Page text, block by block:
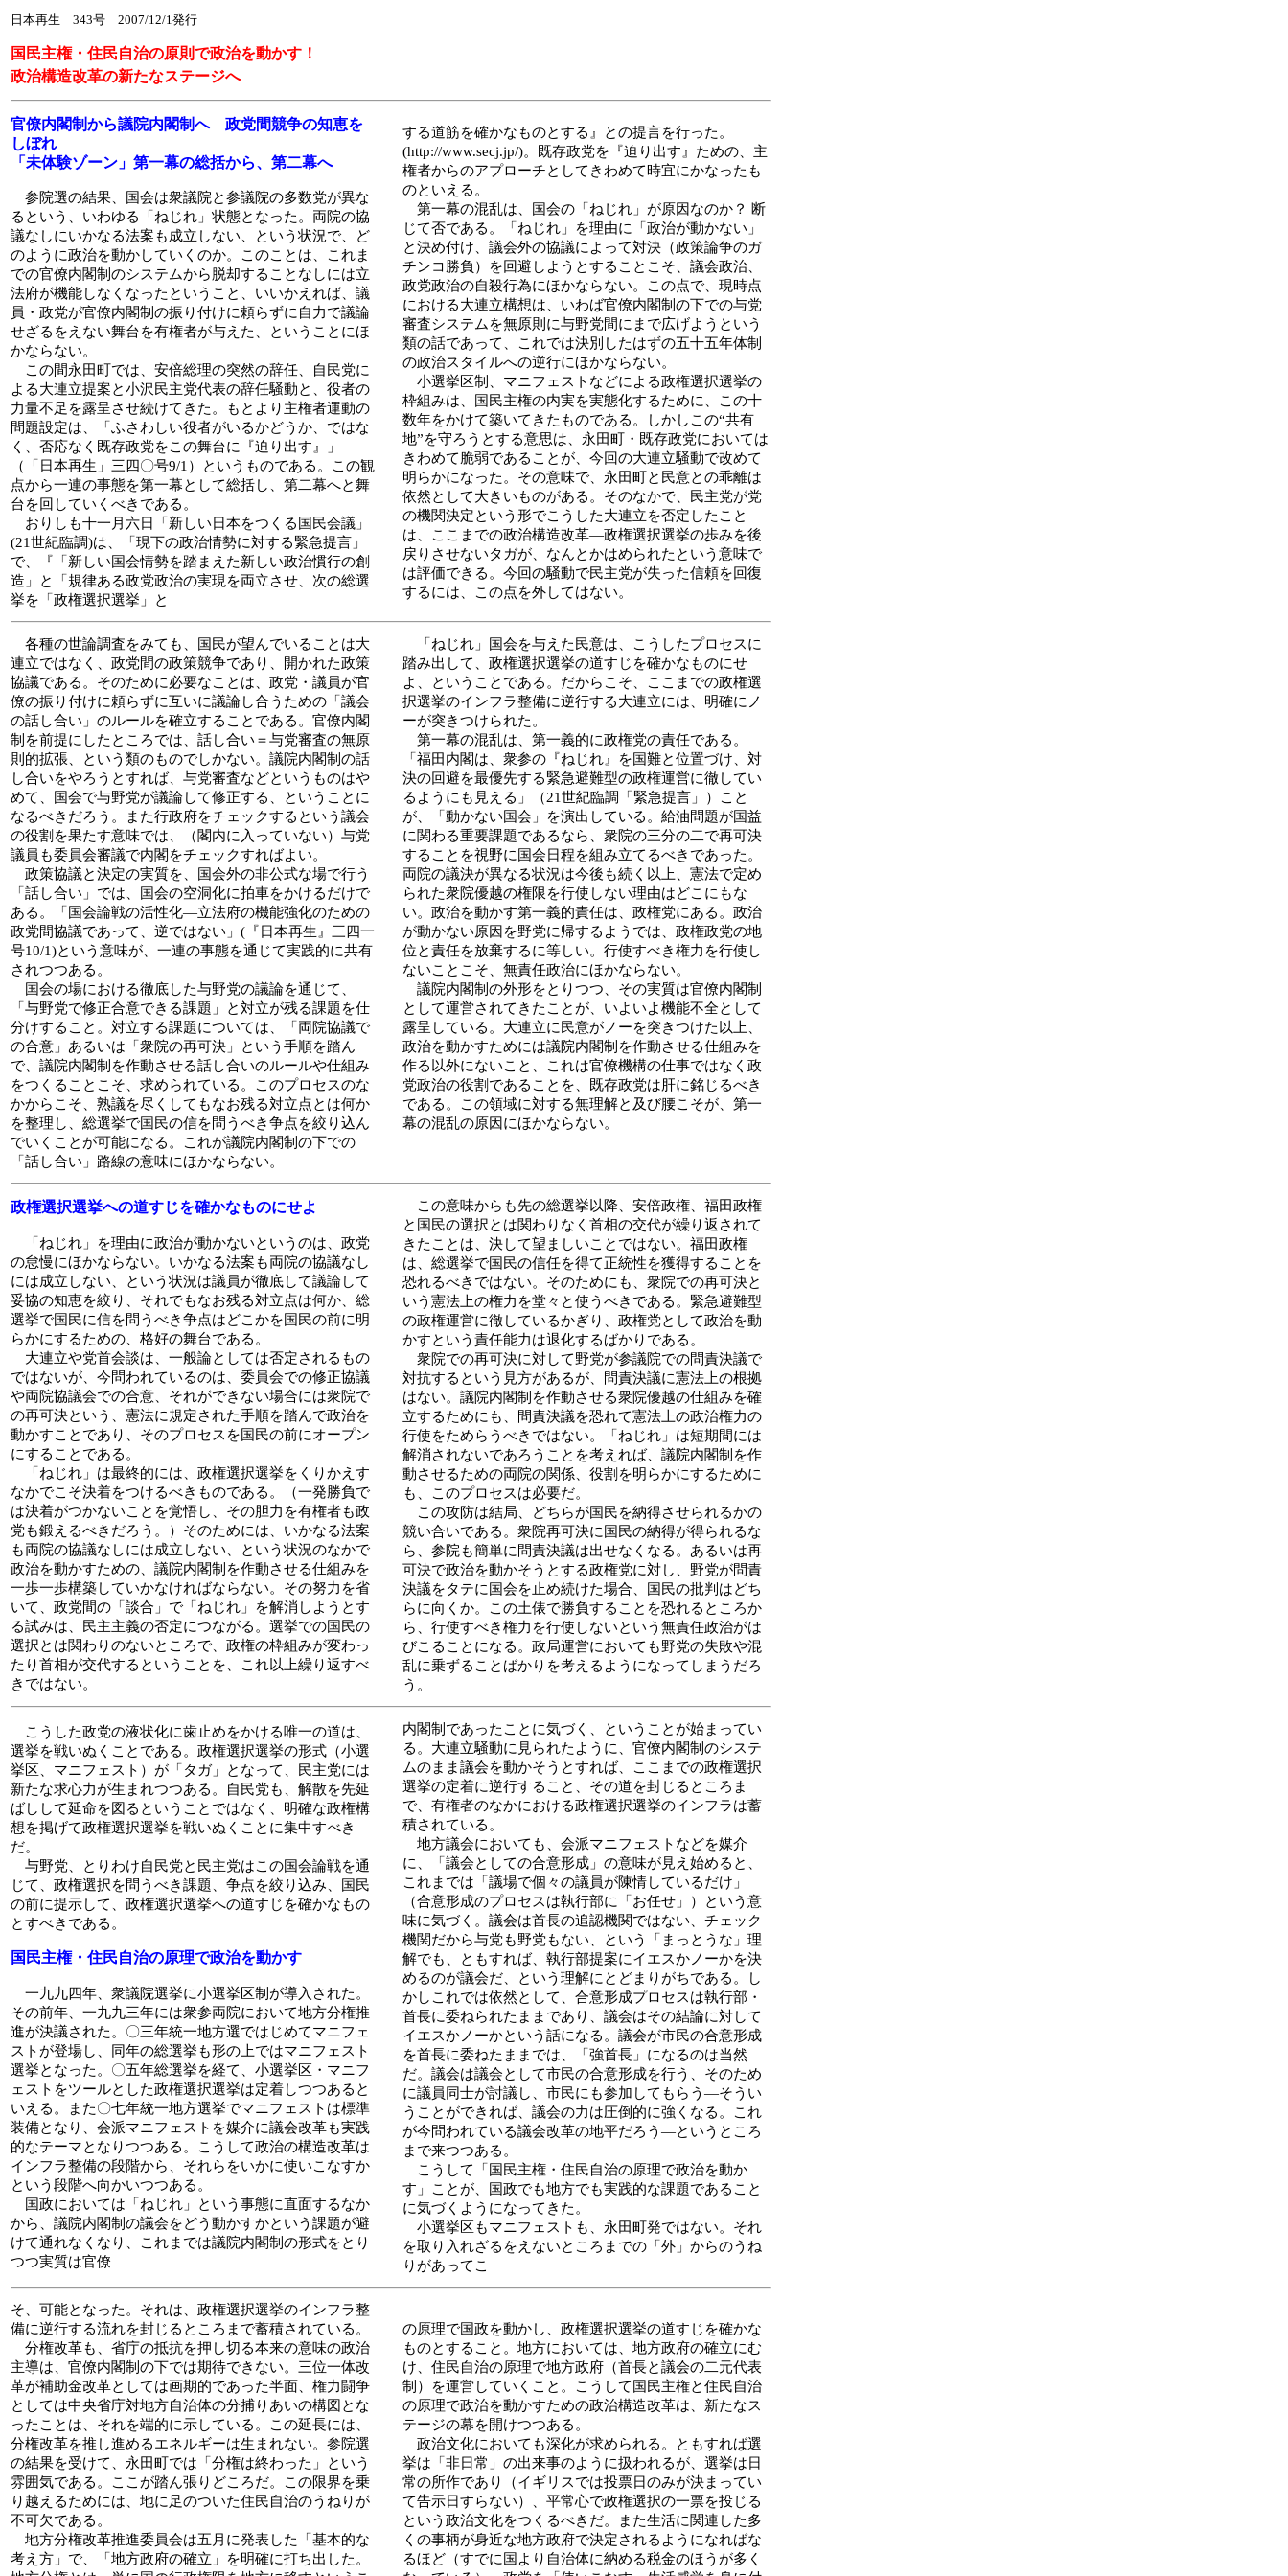
日本再生 343号 2007/12/1発行
国民主権・住民自治の原則で政治を動かす！
政治構造改革の新たなステージへ
官僚内閣制から議院内閣制へ 政党間競争の知恵を
しぼれ
「未体験ゾーン」第一幕の総括から、第二幕へ
参院選の結果、国会は衆議院と参議院の多数党が異な
るという、いわゆる「ねじれ」状態となった。両院の協
議なしにいかなる法案も成立しない、という状況で、ど
のように政治を動かしていくのか。このことは、これま
での官僚内閣制のシステムから脱却することなしには立
法府が機能しなくなったということ、いいかえれば、議
員・政党が官僚内閣制の振り付けに頼らずに自力で議論
せざるをえない舞台を有権者が与えた、ということにほ
かならない。
この間永田町では、安倍総理の突然の辞任、自民党に
よる大連立提案と小沢民主党代表の辞任騒動と、役者の
力量不足を露呈させ続けてきた。もとより主権者運動の
問題設定は、「ふさわしい役者がいるかどうか、ではな
く、否応なく既存政党をこの舞台に『迫り出す』」
（「日本再生」三四〇号9/1）というものである。この観
点から一連の事態を第一幕として総括し、第二幕へと舞
台を回していくべきである。
おりしも十一月六日「新しい日本をつくる国民会議」
(21世紀臨調)は、「現下の政治情勢に対する緊急提言」
で、『「新しい国会情勢を踏まえた新しい政治慣行の創
造」と「規律ある政党政治の実現を両立させ、次の総選
挙を「政権選択選挙」と
する道筋を確かなものとする』との提言を行った。
(http://www.secj.jp/)。既存政党を『迫り出す』ための、主
権者からのアプローチとしてきわめて時宜にかなったも
のといえる。
第一幕の混乱は、国会の「ねじれ」が原因なのか？ 断
じて否である。「ねじれ」を理由に「政治が動かない」
と決め付け、議会外の協議によって対決（政策論争のガ
チンコ勝負）を回避しようとすることこそ、議会政治、
政党政治の自殺行為にほかならない。この点で、現時点
における大連立構想は、いわば官僚内閣制の下での与党
審査システムを無原則に与野党間にまで広げようという
類の話であって、これでは決別したはずの五十五年体制
の政治スタイルへの逆行にほかならない。
小選挙区制、マニフェストなどによる政権選択選挙の
枠組みは、国民主権の内実を実態化するために、この十
数年をかけて築いてきたものである。しかしこの“共有
地”を守ろうとする意思は、永田町・既存政党においては
きわめて脆弱であることが、今回の大連立騒動で改めて
明らかになった。その意味で、永田町と民意との乖離は
依然として大きいものがある。そのなかで、民主党が党
の機関決定という形でこうした大連立を否定したこと
は、ここまでの政治構造改革―政権選択選挙の歩みを後
戻りさせないタガが、なんとかはめられたという意味で
は評価できる。今回の騒動で民主党が失った信頼を回復
するには、この点を外してはない。
各種の世論調査をみても、国民が望んでいることは大
連立ではなく、政党間の政策競争であり、開かれた政策
協議である。そのために必要なことは、政党・議員が官
僚の振り付けに頼らずに互いに議論し合うための「議会
の話し合い」のルールを確立することである。官僚内閣
制を前提にしたところでは、話し合い＝与党審査の無原
則的拡張、という類のものでしかない。議院内閣制の話
し合いをやろうとすれば、与党審査などというものはや
めて、国会で与野党が議論して修正する、ということに
なるべきだろう。また行政府をチェックするという議会
の役割を果たす意味では、（閣内に入っていない）与党
議員も委員会審議で内閣をチェックすればよい。
政策協議と決定の実質を、国会外の非公式な場で行う
「話し合い」では、国会の空洞化に拍車をかけるだけで
ある。「国会論戦の活性化―立法府の機能強化のための
政党間協議であって、逆ではない」(『日本再生』三四一
号10/1)という意味が、一連の事態を通じて実践的に共有
されつつある。
国会の場における徹底した与野党の議論を通じて、
「与野党で修正合意できる課題」と対立が残る課題を仕
分けすること。対立する課題については、「両院協議で
の合意」あるいは「衆院の再可決」という手順を踏ん
で、議院内閣制を作動させる話し合いのルールや仕組み
をつくることこそ、求められている。このプロセスのな
かからこそ、熟議を尽くしてもなお残る対立点とは何か
を整理し、総選挙で国民の信を問うべき争点を絞り込ん
でいくことが可能になる。これが議院内閣制の下での
「話し合い」路線の意味にほかならない。
「ねじれ」国会を与えた民意は、こうしたプロセスに
踏み出して、政権選択選挙の道すじを確かなものにせ
よ、ということである。だからこそ、ここまでの政権選
択選挙のインフラ整備に逆行する大連立には、明確にノ
ーが突きつけられた。
第一幕の混乱は、第一義的に政権党の責任である。
「福田内閣は、衆参の『ねじれ』を国難と位置づけ、対
決の回避を最優先する緊急避難型の政権運営に徹してい
るようにも見える」（21世紀臨調「緊急提言」）こと
が、「動かない国会」を演出している。給油問題が国益
に関わる重要課題であるなら、衆院の三分の二で再可決
することを視野に国会日程を組み立てるべきであった。
両院の議決が異なる状況は今後も続く以上、憲法で定め
られた衆院優越の権限を行使しない理由はどこにもな
い。政治を動かす第一義的責任は、政権党にある。政治
が動かない原因を野党に帰するようでは、政権政党の地
位と責任を放棄するに等しい。行使すべき権力を行使し
ないことこそ、無責任政治にほかならない。
議院内閣制の外形をとりつつ、その実質は官僚内閣制
として運営されてきたことが、いよいよ機能不全として
露呈している。大連立に民意がノーを突きつけた以上、
政治を動かすためには議院内閣制を作動させる仕組みを
作る以外にないこと、これは官僚機構の仕事ではなく政
党政治の役割であることを、既存政党は肝に銘じるべき
である。この領域に対する無理解と及び腰こそが、第一
幕の混乱の原因にほかならない。
政権選択選挙への道すじを確かなものにせよ
「ねじれ」を理由に政治が動かないというのは、政党
の怠慢にほかならない。いかなる法案も両院の協議なし
には成立しない、という状況は議員が徹底して議論して
妥協の知恵を絞り、それでもなお残る対立点は何か、総
選挙で国民に信を問うべき争点はどこかを国民の前に明
らかにするための、格好の舞台である。
大連立や党首会談は、一般論としては否定されるもの
ではないが、今問われているのは、委員会での修正協議
や両院協議会での合意、それができない場合には衆院で
の再可決という、憲法に規定された手順を踏んで政治を
動かすことであり、そのプロセスを国民の前にオープン
にすることである。
「ねじれ」は最終的には、政権選択選挙をくりかえす
なかでこそ決着をつけるべきものである。（一発勝負で
は決着がつかないことを覚悟し、その胆力を有権者も政
党も鍛えるべきだろう。）そのためには、いかなる法案
も両院の協議なしには成立しない、という状況のなかで
政治を動かすための、議院内閣制を作動させる仕組みを
一歩一歩構築していかなければならない。その努力を省
いて、政党間の「談合」で「ねじれ」を解消しようとす
る試みは、民主主義の否定につながる。選挙での国民の
選択とは関わりのないところで、政権の枠組みが変わっ
たり首相が交代するということを、これ以上繰り返すべ
きではない。
この意味からも先の総選挙以降、安倍政権、福田政権
と国民の選択とは関わりなく首相の交代が繰り返されて
きたことは、決して望ましいことではない。福田政権
は、総選挙で国民の信任を得て正統性を獲得することを
恐れるべきではない。そのためにも、衆院での再可決と
いう憲法上の権力を堂々と使うべきである。緊急避難型
の政権運営に徹しているかぎり、政権党として政治を動
かすという責任能力は退化するばかりである。
衆院での再可決に対して野党が参議院での問責決議で
対抗するという見方があるが、問責決議に憲法上の根拠
はない。議院内閣制を作動させる衆院優越の仕組みを確
立するためにも、問責決議を恐れて憲法上の政治権力の
行使をためらうべきではない。「ねじれ」は短期間には
解消されないであろうことを考えれば、議院内閣制を作
動させるための両院の関係、役割を明らかにするために
も、このプロセスは必要だ。
この攻防は結局、どちらが国民を納得させられるかの
競い合いである。衆院再可決に国民の納得が得られるな
ら、参院も簡単に問責決議は出せなくなる。あるいは再
可決で政治を動かそうとする政権党に対し、野党が問責
決議をタテに国会を止め続けた場合、国民の批判はどち
らに向くか。この土俵で勝負することを恐れるところか
ら、行使すべき権力を行使しないという無責任政治がは
びこることになる。政局運営においても野党の失敗や混
乱に乗ずることばかりを考えるようになってしまうだろ
う。
こうした政党の液状化に歯止めをかける唯一の道は、
選挙を戦いぬくことである。政権選択選挙の形式（小選
挙区、マニフェスト）が「タガ」となって、民主党には
新たな求心力が生まれつつある。自民党も、解散を先延
ばしして延命を図るということではなく、明確な政権構
想を掲げて政権選択選挙を戦いぬくことに集中すべき
だ。
与野党、とりわけ自民党と民主党はこの国会論戦を通
じて、政権選択を問うべき課題、争点を絞り込み、国民
の前に提示して、政権選択選挙への道すじを確かなもの
とすべきである。
国民主権・住民自治の原理で政治を動かす
一九九四年、衆議院選挙に小選挙区制が導入された。
その前年、一九九三年には衆参両院において地方分権推
進が決議された。〇三年統一地方選ではじめてマニフェ
ストが登場し、同年の総選挙も形の上ではマニフェスト
選挙となった。〇五年総選挙を経て、小選挙区・マニフ
ェストをツールとした政権選択選挙は定着しつつあると
いえる。また〇七年統一地方選挙でマニフェストは標準
装備となり、会派マニフェストを媒介に議会改革も実践
的なテーマとなりつつある。こうして政治の構造改革は
インフラ整備の段階から、それらをいかに使いこなすか
という段階へ向かいつつある。
国政においては「ねじれ」という事態に直面するなか
から、議院内閣制の議会をどう動かすかという課題が避
けて通れなくなり、これまでは議院内閣制の形式をとり
つつ実質は官僚
内閣制であったことに気づく、ということが始まってい
る。大連立騒動に見られたように、官僚内閣制のシステ
ムのまま議会を動かそうとすれば、ここまでの政権選択
選挙の定着に逆行すること、その道を封じるところま
で、有権者のなかにおける政権選択選挙のインフラは蓄
積されている。
地方議会においても、会派マニフェストなどを媒介
に、「議会としての合意形成」の意味が見え始めると、
これまでは「議場で個々の議員が陳情しているだけ」
（合意形成のプロセスは執行部に「お任せ」）という意
味に気づく。議会は首長の追認機関ではない、チェック
機関だから与党も野党もない、という「まっとうな」理
解でも、ともすれば、執行部提案にイエスかノーかを決
めるのが議会だ、という理解にとどまりがちである。し
かしこれでは依然として、合意形成プロセスは執行部・
首長に委ねられたままであり、議会はその結論に対して
イエスかノーかという話になる。議会が市民の合意形成
を首長に委ねたままでは、「強首長」になるのは当然
だ。議会は議会として市民の合意形成を行う、そのため
に議員同士が討議し、市民にも参加してもらう―そうい
うことができれば、議会の力は圧倒的に強くなる。これ
が今問われている議会改革の地平だろう―というところ
まで来つつある。
こうして「国民主権・住民自治の原理で政治を動か
す」ことが、国政でも地方でも実践的な課題であること
に気づくようになってきた。
小選挙区もマニフェストも、永田町発ではない。それ
を取り入れざるをえないところまでの「外」からのうね
りがあってこ
そ、可能となった。それは、政権選択選挙のインフラ整
備に逆行する流れを封じるところまで蓄積されている。
分権改革も、省庁の抵抗を押し切る本来の意味の政治
主導は、官僚内閣制の下では期待できない。三位一体改
革が補助金改革としては画期的であった半面、権力闘争
としては中央省庁対地方自治体の分捕りあいの構図とな
ったことは、それを端的に示している。この延長には、
分権改革を推し進めるエネルギーは生まれない。参院選
の結果を受けて、永田町では「分権は終わった」という
雰囲気である。ここが踏ん張りどころだ。この限界を乗
り越えるためには、地に足のついた住民自治のうねりが
不可欠である。
地方分権改革推進委員会は五月に発表した「基本的な
考え方」で、「地方政府の確立」を明確に打ち出した。
の原理で国政を動かし、政権選択選挙の道すじを確かな
ものとすること。地方においては、地方政府の確立にむ
け、住民自治の原理で地方政府（首長と議会の二元代表
制）を運営していくこと。こうして国民主権と住民自治
の原理で政治を動かすための政治構造改革は、新たなス
テージの幕を開けつつある。
政治文化においても深化が求められる。ともすれば選
挙は「非日常」の出来事のように扱われるが、選挙は日
常の所作であり（イギリスでは投票日のみが決まってい
て告示日すらない）、平常心で政権選択の一票を投じる
という政治文化をつくるべきだ。また生活に関連した多
くの事柄が身近な地方政府で決定されるようになればな
るほど（すでに国より自治体に納める税金のほうが多く